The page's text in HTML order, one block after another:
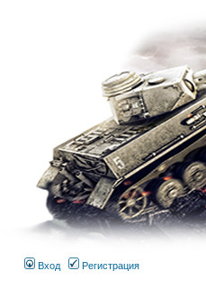
Вход Регистрация